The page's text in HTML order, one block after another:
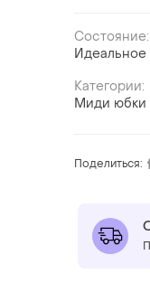
Состояние:
Идеальное
Категории:
Миди юбки
Поделиться: